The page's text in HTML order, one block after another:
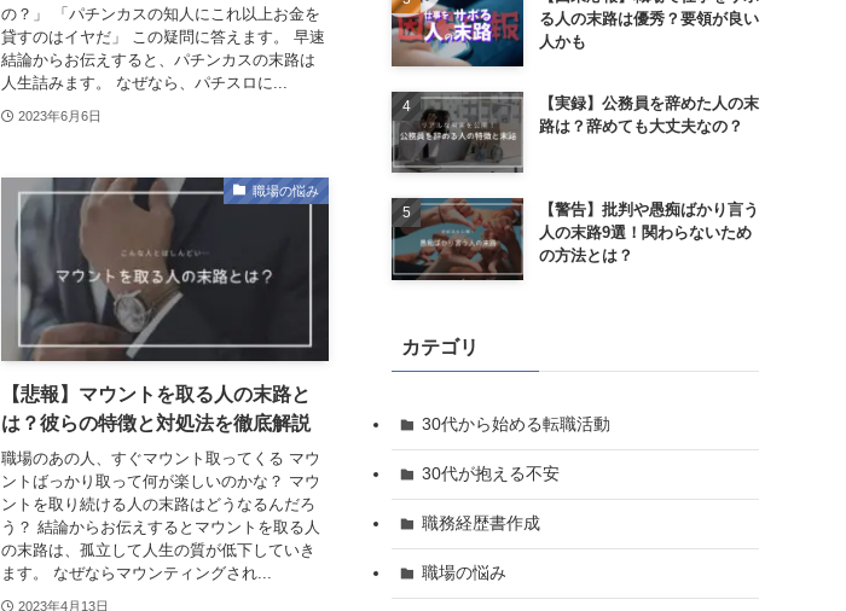
の？」 「パチンカスの知人にこれ以上お金を
貸すのはイヤだ」 この疑問に答えます。 早速
結論からお伝えすると、パチンカスの末路は
人生詰みます。 なぜなら、パチスロに...
2023年6月6日
職場の悩み
【悲報】マウントを取る人の末路と
は？彼らの特徴と対処法を徹底解説
職場のあの人、すぐマウント取ってくる マウ
ントばっかり取って何が楽しいのかな？ マウ
ントを取り続ける人の末路はどうなるんだろ
う？ 結論からお伝えするとマウントを取る人
の末路は、孤立して人生の質が低下していき
ます。 なぜならマウンティングされ...
2023年4月13日
る人の末路は優秀？要領が良い
人かも
【実録】公務員を辞めた人の末
路は？辞めても大丈夫なの？
【警告】批判や愚痴ばかり言う
人の末路9選！関わらないため
の方法とは？
カテゴリ
30代から始める転職活動
30代が抱える不安
職務経歴書作成
職場の悩み